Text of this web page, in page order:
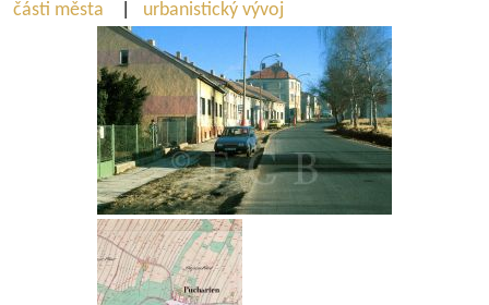
části města
urbanistický vývoj